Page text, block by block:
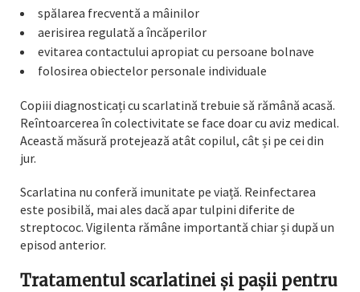
spălarea frecventă a mâinilor
aerisirea regulată a încăperilor
evitarea contactului apropiat cu persoane bolnave
folosirea obiectelor personale individuale
Copiii diagnosticați cu scarlatină trebuie să rămână acasă.
Reîntoarcerea în colectivitate se face doar cu aviz medical.
Această măsură protejează atât copilul, cât și pe cei din
jur.
Scarlatina nu conferă imunitate pe viață. Reinfectarea
este posibilă, mai ales dacă apar tulpini diferite de
streptococ. Vigilenta rămâne importantă chiar și după un
episod anterior.
Tratamentul scarlatinei și pașii pentru